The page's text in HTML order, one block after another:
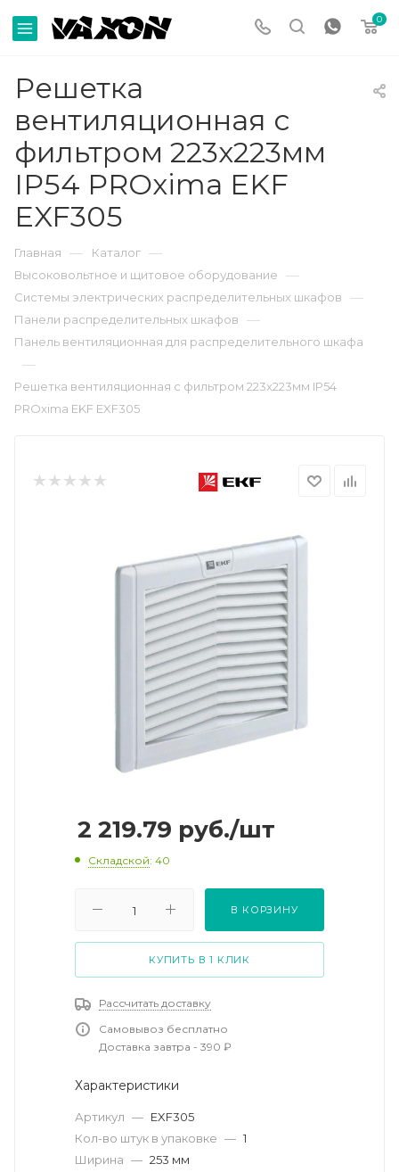
0
Решетка
вентиляционная с
фильтром 223x223мм
IP54 PROxima EKF
EXF305
Главная — Каталог —
Высоковольтное и щитовое оборудование —
Системы электрических распределительных шкафов —
Панели распределительных шкафов —
Панель вентиляционная для распределительного шкафа
—
Решетка вентиляционная с фильтром 223x223мм IP54
PROxima EKF EXF305
2 219.79 руб./шт
Складской: 40
В КОРЗИНУ
КУПИТЬ В 1 КЛИК
Рассчитать доставку
Самовывоз бесплатно
Доставка завтра - 390 ₽
Характеристики
Артикул — EXF305
Кол-во штук в упаковке — 1
Ширина — 253 мм